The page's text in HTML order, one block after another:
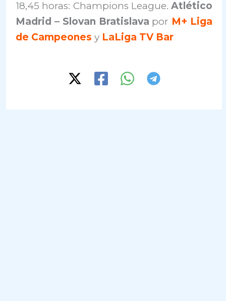
18,45 horas: Champions League. Atlético
Madrid – Slovan Bratislava por M+ Liga
de Campeones y LaLiga TV Bar